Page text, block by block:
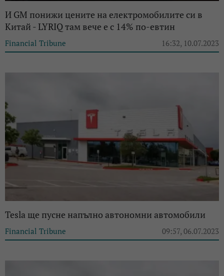
И GM понижи цените на електромобилите си в
Китай - LYRIQ там вече е с 14% по-евтин
Financial Tribune 16:32, 10.07.2023
Tesla ще пусне напълно автономни автомобили
Financial Tribune 09:57, 06.07.2023